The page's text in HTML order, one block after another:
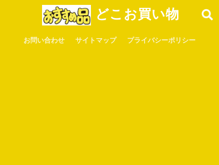
どこお買い物
お問い合わせ サイトマップ プライバシーポリシー